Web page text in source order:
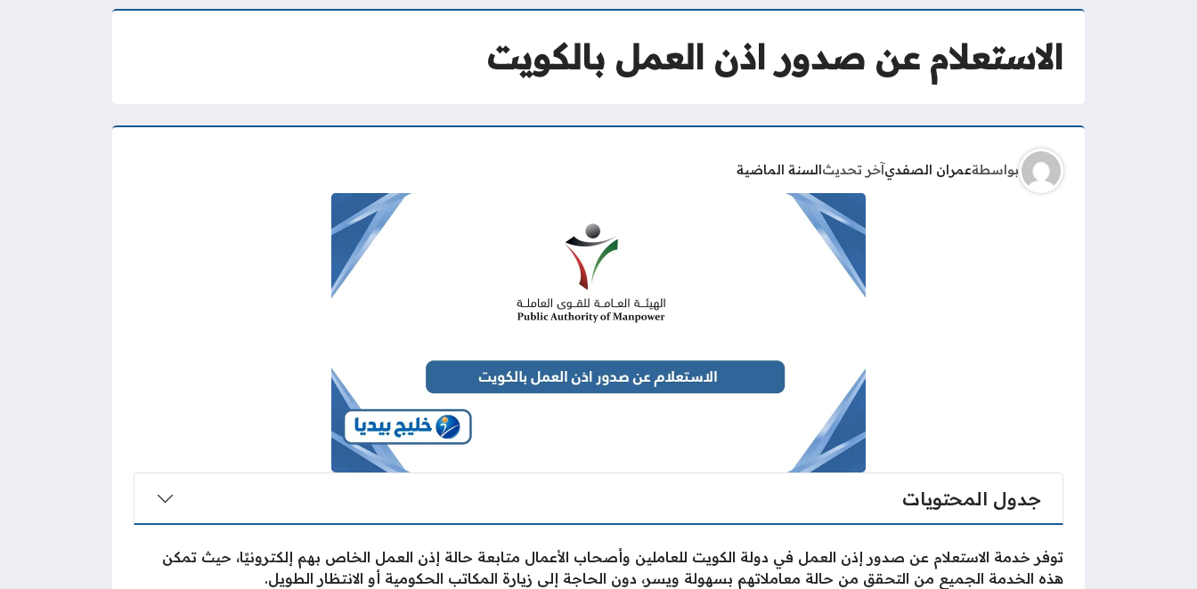
الاستعلام عن صدور اذن العمل بالكويت
بواسطةعمران الصفدي آخر تحديث السنة الماضية
جدول المحتويات
توفر خدمة الاستعلام عن صدور إذن العمل في دولة الكويت للعاملين وأصحاب الأعمال متابعة حالة إذن العمل الخاص بهم إلكترونيًا، حيث تمكن
هذه الخدمة الجميع من التحقق من حالة معاملاتهم بسهولة ويسر، دون الحاجة إلى زيارة المكاتب الحكومية أو الانتظار الطويل.